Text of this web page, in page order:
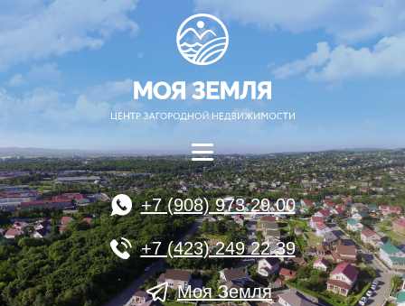
+7 (908) 973 29 00
+7 (423) 249 22 39
Моя Земля